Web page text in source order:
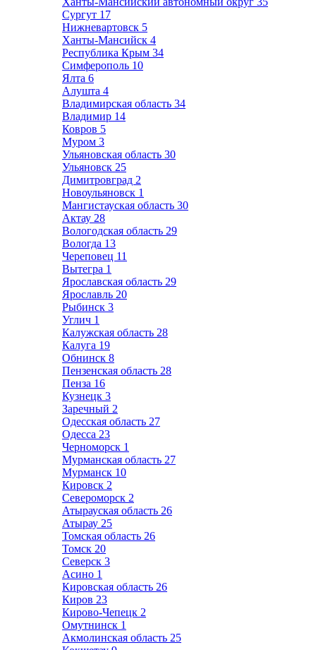
Сургут 17
Нижневартовск 5
Ханты-Мансийск 4
Республика Крым 34
Симферополь 10
Ялта 6
Алушта 4
Владимирская область 34
Владимир 14
Ковров 5
Муром 3
Ульяновская область 30
Ульяновск 25
Димитровград 2
Новоульяновск 1
Мангистауская область 30
Актау 28
Вологодская область 29
Вологда 13
Череповец 11
Вытегра 1
Ярославская область 29
Ярославль 20
Рыбинск 3
Углич 1
Калужская область 28
Калуга 19
Обнинск 8
Пензенская область 28
Пенза 16
Кузнецк 3
Заречный 2
Одесская область 27
Одесса 23
Черноморск 1
Мурманская область 27
Мурманск 10
Кировск 2
Североморск 2
Атырауская область 26
Атырау 25
Томская область 26
Томск 20
Северск 3
Асино 1
Кировская область 26
Киров 23
Кирово-Чепецк 2
Омутнинск 1
Акмолинская область 25